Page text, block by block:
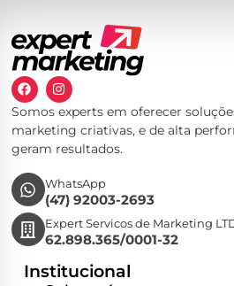
Somos experts em oferecer
marketing criativas, e de alta
geram resultados.
WhatsApp
(47) 92003-2693
Expert Servicos de Marketing
62.898.365/0001-32
Institucional